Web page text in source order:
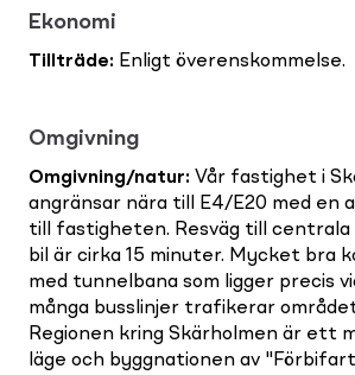
Ekonomi
Tillträde: Enligt överenskommelse.
Omgivning
Omgivning/natur: Vår fastighet i
angränsar nära till E4/E20 med en
till fastigheten. Resväg till centrala
bil är cirka 15 minuter. Mycket bra
med tunnelbana som ligger precis
många busslinjer trafikerar
Regionen kring Skärholmen är ett
läge och byggnationen av